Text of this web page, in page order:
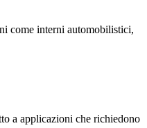
come interni automobilistici,
a applicazioni che richiedono